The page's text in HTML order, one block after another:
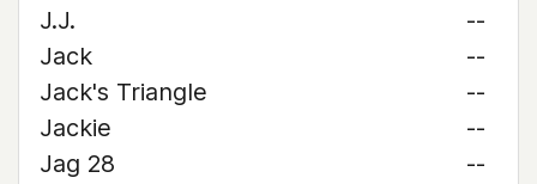
J.J.
--
Jack
--
Jack's Triangle
--
Jackie
--
Jag 28
--